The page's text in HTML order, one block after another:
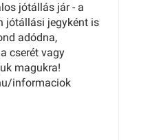
jótállás jár - a
jótállási jegyként is
adódna,
cserét vagy
magukra!
informaciok